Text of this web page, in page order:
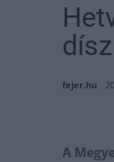
fejer.hu
A